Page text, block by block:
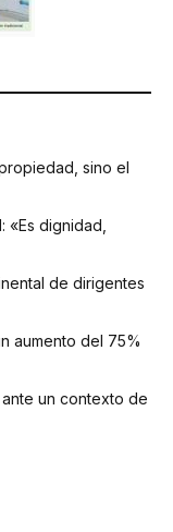
sino el
dignidad,
de dirigentes
aumento del 75%
un contexto de